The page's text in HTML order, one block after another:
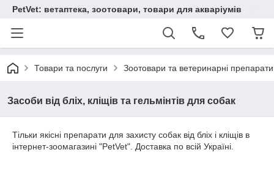
PetVet: ветаптека, зоотовари, товари для акваріумів
Товари та послуги Зоотовари та ветеринарні препарати
Засоби від бліх, кліщів та гельмінтів для собак
Тільки якісні препарати для захисту собак від бліх і кліщів в
інтернет-зоомагазині "PetVet". Доставка по всій Україні.